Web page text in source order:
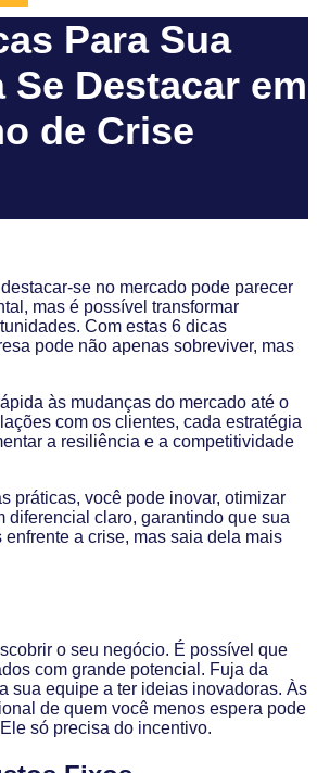
Para Sua
Se Destacar em
de Crise
se no mercado pode parecer
mas é possível transformar
Com estas 6 dicas
pode não apenas sobreviver, mas
às mudanças do mercado até o
com os clientes, cada estratégia
a resiliência e a competitividade
práticas, você pode inovar, otimizar
diferencial claro, garantindo que sua
a crise, mas saia dela mais
o seu negócio. É possível que
com grande potencial. Fuja da
sua equipe a ter ideias inovadoras. Às
de quem você menos espera pode
só precisa do incentivo.